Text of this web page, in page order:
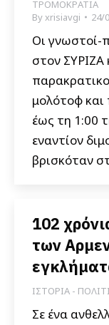
ΤΡΟΜΟΚΡΑΤΙΑ
Byxrisiavgi 24/
Οι γνωστοί-
στον
μολότοφ
έως τη 1:00
εναντίον
βρισκόταν
102
των
ΙΣΤΟΡΙΑ -
Σε ένα